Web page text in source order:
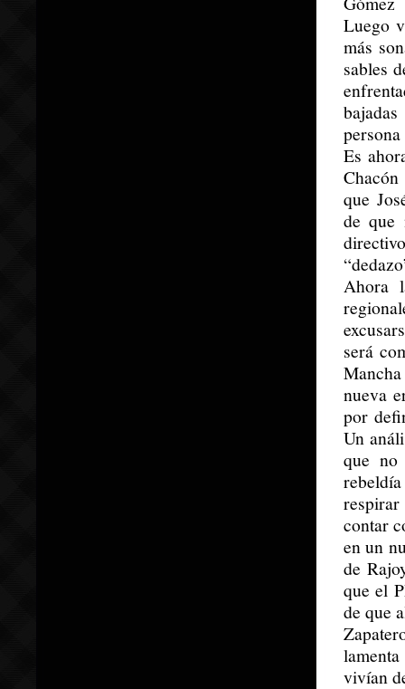
Luego
más
sables
Es
que
de que
Ahora
será
nueva
por
Un
que no
contar
en un
de
que el
de que
vivían